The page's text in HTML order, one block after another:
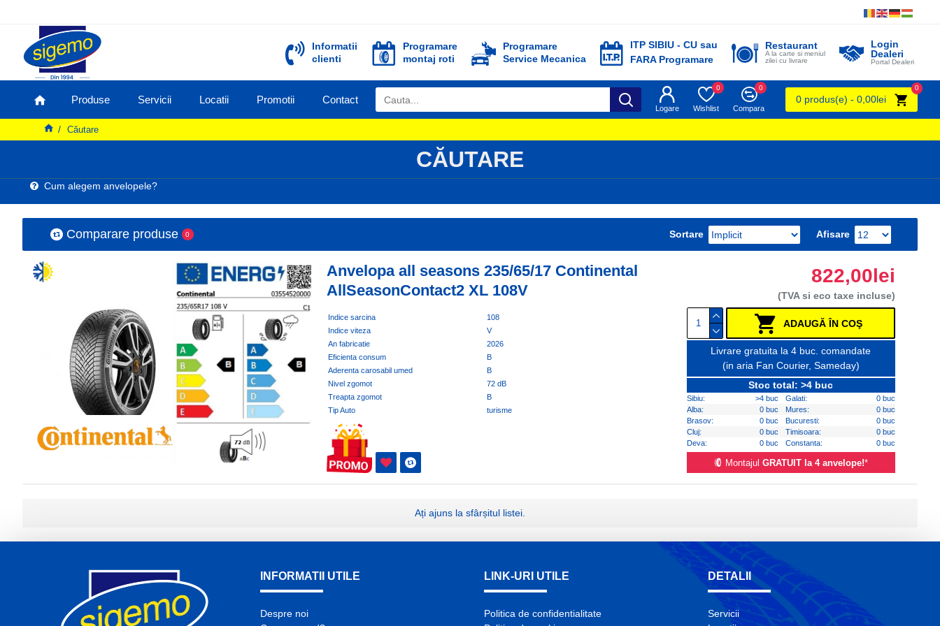
Informatii
clienti
Programare
montaj roti
Programare
Service Mecanica
ITP SIBIU - CU sau
FARA Programare
Restaurant
A la carte si meniul
zilei cu livrare
Login
Dealeri
Portal Dealeri
Produse Servicii Locatii Promotii Contact
Logare Wishlist
0
Compara
0
0 produs(e) - 0,00lei
0
Căutare
CĂUTARE
Cum alegem anvelopele?
Comparare produse 0 Sortare Afisare
Anvelopa all seasons 235/65/17 Continental
AllSeasonContact2 XL 108V
Indice sarcina
108
Indice viteza
V
An fabricatie
2026
Eficienta consum
B
Aderenta carosabil umed
B
Nivel zgomot
72 dB
Treapta zgomot
B
Tip Auto
turisme
822,00lei
(TVA si eco taxe incluse)
ADAUGĂ ÎN COŞ
Livrare gratuita la 4 buc. comandate
(in aria Fan Courier, Sameday)
Stoc total: >4 buc
Sibiu: >4 buc Galati:
0 buc
Alba:
0 buc Mures:
0 buc
Brasov:
0 buc Bucuresti:
0 buc
Cluj:
0 buc Timisoara:
0 buc
Deva:
0 buc Constanta: 0 buc
MontajulGRATUIT la 4 anvelope!*
Ați ajuns la sfârșitul listei.
INFORMATII UTILE
Despre noi
LINK-URI UTILE
Politica de confidentialitate
DETALII
Servicii